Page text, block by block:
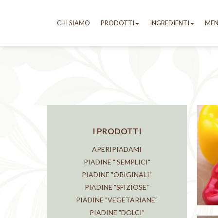
CHI SIAMO PRODOTTI INGREDIENTI
I PRODOTTI
APERIPIADAMI
PIADINE " SEMPLICI"
PIADINE "ORIGINALI"
PIADINE "SFIZIOSE"
PIADINE "VEGETARIANE"
PIADINE "DOLCI"